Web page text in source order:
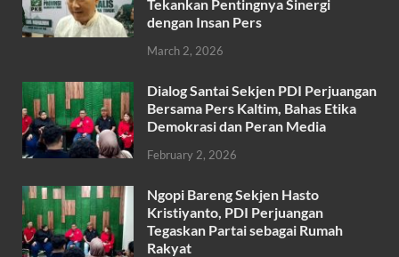
Tekankan Pentingnya Sinergi
dengan Insan Pers
March 2, 2026
Dialog Santai Sekjen PDI Perjuangan
Bersama Pers Kaltim, Bahas Etika
Demokrasi dan Peran Media
February 2, 2026
Ngopi Bareng Sekjen Hasto
Kristiyanto, PDI Perjuangan
Tegaskan Partai sebagai Rumah
Rakyat